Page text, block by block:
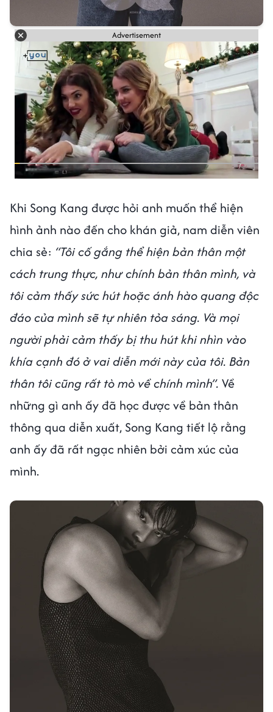
Advertisement
Khi Song Kang được hỏi anh muốn thể hiện
hình ảnh nào đến cho khán giả, nam diễn viên
chia sẻ: “Tôi cố gắng thể hiện bản thân một
cách trung thực, như chính bản thân mình, và
tôi cảm thấy sức hút hoặc ánh hào quang độc
đáo của mình sẽ tự nhiên tỏa sáng. Và mọi
người phải cảm thấy bị thu hút khi nhìn vào
khía cạnh đó ở vai diễn mới này của tôi. Bản
thân tôi cũng rất tò mò về chính mình”. Về
những gì anh ấy đã học được về bản thân
thông qua diễn xuất, Song Kang tiết lộ rằng
anh ấy đã rất ngạc nhiên bởi cảm xúc của
mình.